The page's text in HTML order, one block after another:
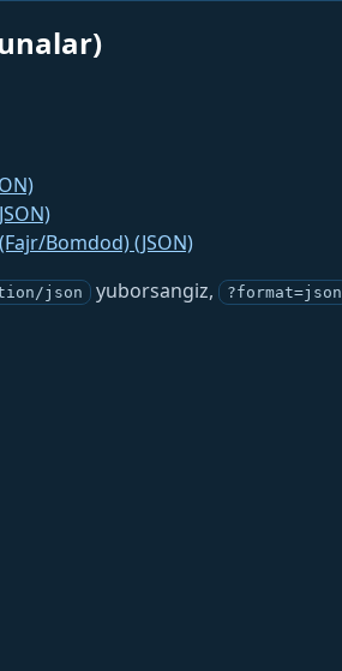
Bomdod) (JSON)
json yuborsangiz, ?format=json